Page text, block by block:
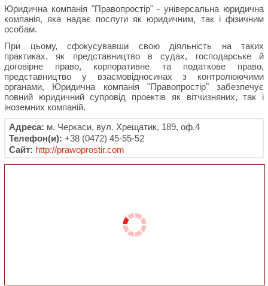
Юридична компанія "Правопростір" - універсальна юридична
компанія, яка надає послуги як юридичним, так і фізичним
особам.
При цьому, сфокусувавши свою діяльність на таких
практиках, як представництво в судах, господарське й
договірне право, корпоративне та податкове право,
представництво у взаємовідносинах з контролюючими
органами, Юридична компанія "Правопростір" забезпечує
повний юридичний супровід проектів як вітчизняних, так і
іноземних компаній.
Адреса: м. Черкаси, вул. Хрещатик, 189, оф.4
Телефон(и): +38 (0472) 45-55-52
Сайт: http://prawoprostir.com